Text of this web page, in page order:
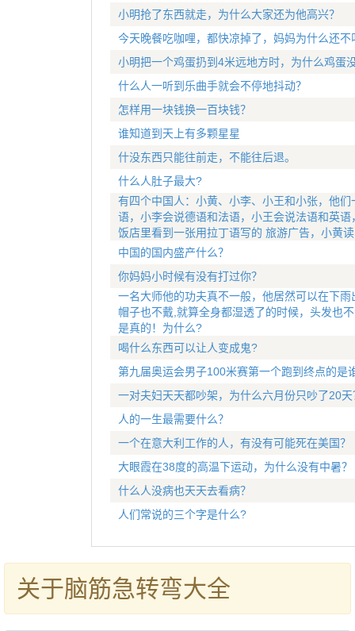
小明抢了东西就走，为什么大家还为他高兴？
今天晚餐吃咖哩，都快凉掉了，妈妈为什么还不
小明把一个鸡蛋扔到4米远地方时，为什么鸡蛋
什么人一听到乐曲手就会不停地抖动？
怎样用一块钱换一百块钱？
谁知道到天上有多颗星星
什没东西只能往前走，不能往后退。
什么人肚子最大?
有四个中国人：小黄、小李、小王和小张，他
语，小李会说德语和法语，小王会说法语和英
饭店里看到一张用拉丁语写的 旅游广告，小黄读
中国的国内盛产什么？
你妈妈小时候有没有打过你？
一名大师他的功夫真不一般，他居然可以在下
帽子也不戴,就算全身都湿透了的时候，头发也
是真的！为什么?
喝什么东西可以让人变成鬼?
第九届奥运会男子100米赛第一个跑到终点的是
一对夫妇天天都吵架，为什么六月份只吵了20天
人的一生最需要什么？
一个在意大利工作的人，有没有可能死在美国？
大眼霞在38度的高温下运动，为什么没有中暑？
什么人没病也天天去看病？
人们常说的三个字是什么?
关于脑筋急转弯大全